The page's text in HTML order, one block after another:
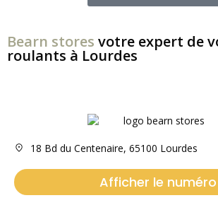
Bearn stores votre expert de
roulants à Lourdes
18 Bd du Centenaire, 65100 Lourdes
Afficher le numéro